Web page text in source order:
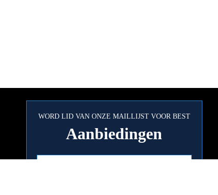
WORD LID VAN ONZE MAILLIJST VOOR BEST
Aanbiedingen